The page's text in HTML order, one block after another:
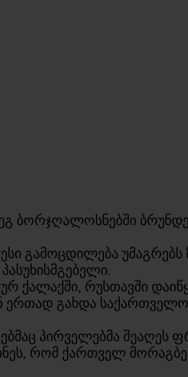
ბორჯღალოსნებში
გამოცდილება
ქალაქში, რუსთავში
გახდა
პირველებმა შეაღეს
რომ ქართველ